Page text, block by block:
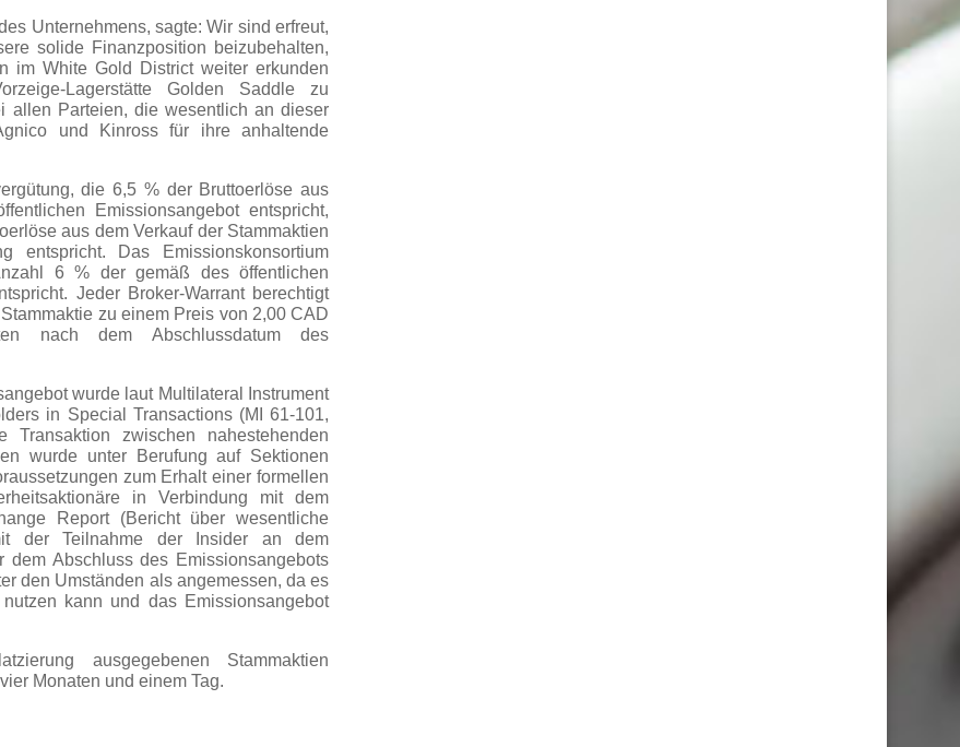
Unternehmens, sagte: Wir sind erfreut,
solide Finanzposition beizubehalten,
im White Gold District weiter erkunden
Lagerstätte Golden Saddle zu
allen Parteien, die wesentlich an dieser
und Kinross für ihre anhaltende
die 6,5 % der Bruttoerlöse aus
Emissionsangebot entspricht,
aus dem Verkauf der Stammaktien
entspricht. Das Emissionskonsortium
6 % der gemäß des öffentlichen
Jeder Broker-Warrant berechtigt
zu einem Preis von 2,00 CAD
nach dem Abschlussdatum des
wurde laut Multilateral Instrument
in Special Transactions (MI 61-101,
zwischen nahestehenden
wurde unter Berufung auf Sektionen
zum Erhalt einer formellen
in Verbindung mit dem
Report (Bericht über wesentliche
der Teilnahme der Insider an dem
Abschluss des Emissionsangebots
den Umständen als angemessen, da es
kann und das Emissionsangebot
ausgegebenen Stammaktien
Monaten und einem Tag.